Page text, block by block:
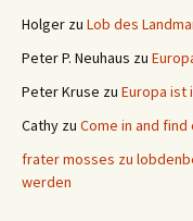
Holger zu Lob des
Peter P. Neuhaus zu
Peter Kruse zu Europa ist
Cathy zu Come in and find
frater mosses zu
werden